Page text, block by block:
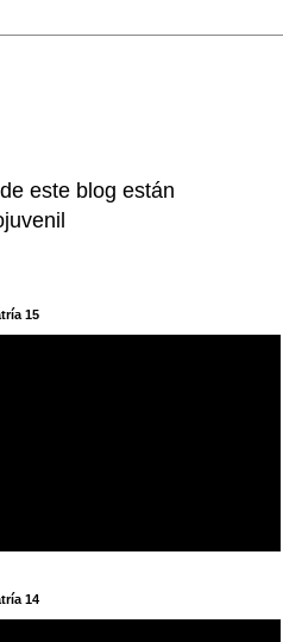
este blog están
15
14